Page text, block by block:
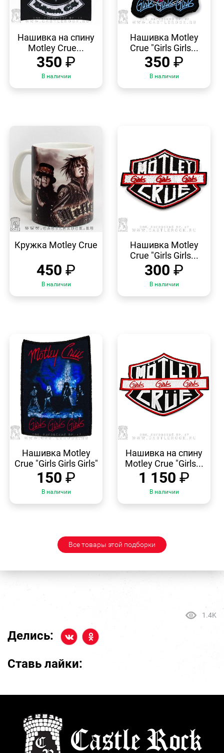
Нашивка на спину
Motley Crue...
350 ₽
В наличии
ПРОСМОТР
Нашивка Motley
Crue "Girls Girls...
350 ₽
В наличии
ПРОСМОТР
Кружка Motley Crue
450 ₽
В наличии
ПРОСМОТР
Нашивка Motley
Crue "Girls Girls...
300 ₽
В наличии
ПРОСМОТР
Нашивка Motley
Crue "Girls Girls Girls"
150 ₽
В наличии
ПРОСМОТР
Нашивка на спину
Motley Crue "Girls...
1 150 ₽
В наличии
Все товары этой подборки
1.4K
Делись:
Ставь лайки: